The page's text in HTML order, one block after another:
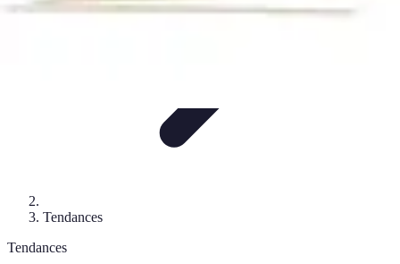
Tendances
Tendances